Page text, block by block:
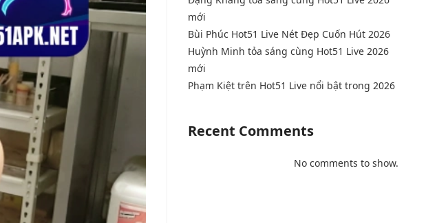
mới
Bùi Phúc Hot51 Live Nét Đẹp Cuốn Hút 2026
Huỳnh Minh tỏa sáng cùng Hot51 Live 2026
mới
Phạm Kiệt trên Hot51 Live nổi bật trong 2026
Recent Comments
No comments to show.